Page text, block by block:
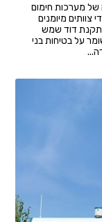
מערכות חימום
צוותים מיומנים
התקנת דוד שמש
על בטיחות בני